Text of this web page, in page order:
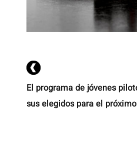
El programa de jóvenes
sus elegidos para el